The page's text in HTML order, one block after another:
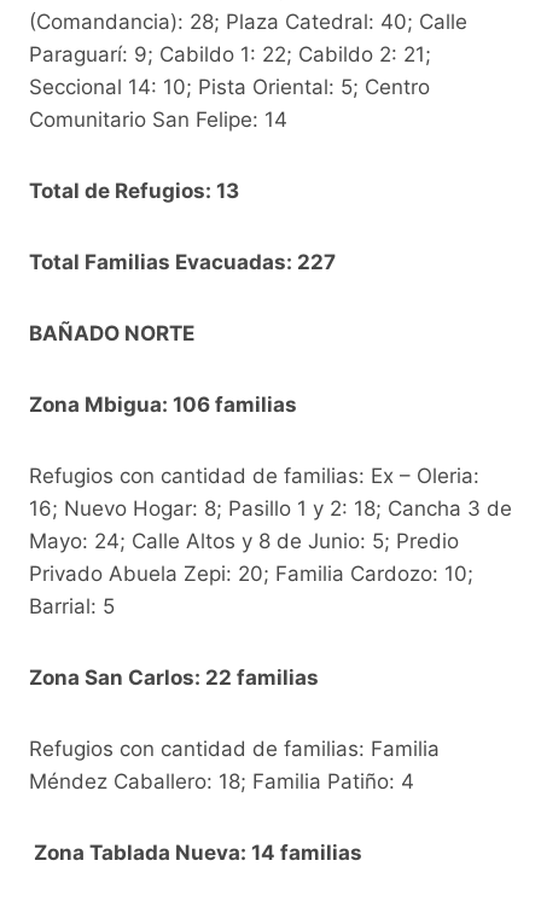
(Comandancia): 28; Plaza Catedral: 40; Calle
Paraguarí: 9; Cabildo 1: 22; Cabildo 2: 21;
Seccional 14: 10; Pista Oriental: 5; Centro
Comunitario San Felipe: 14
Total de Refugios: 13
Total Familias Evacuadas: 227
BAÑADO NORTE
Zona Mbigua: 106 familias
Refugios con cantidad de familias: Ex – Oleria:
16; Nuevo Hogar: 8; Pasillo 1 y 2: 18; Cancha 3 de
Mayo: 24; Calle Altos y 8 de Junio: 5; Predio
Privado Abuela Zepi: 20; Familia Cardozo: 10;
Barrial: 5
Zona San Carlos: 22 familias
Refugios con cantidad de familias: Familia
Méndez Caballero: 18; Familia Patiño: 4
Zona Tablada Nueva: 14 familias